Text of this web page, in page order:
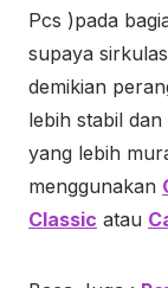
Pcs )pada
supaya
demikian
lebih stabil
yang lebih
menggunakan
Classic atau